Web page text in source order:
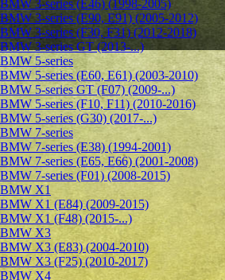
BMW 3-series (E46) (1998-2005)
BMW 3-series (E90, E91) (2005-2012)
BMW 3-series (F30, F31) (2012-2018)
BMW 3-series GT (2013-...)
BMW 5-series
BMW 5-series (E60, E61) (2003-2010)
BMW 5-series GT (F07) (2009-...)
BMW 5-series (F10, F11) (2010-2016)
BMW 5-series (G30) (2017-...)
BMW 7-series
BMW 7-series (E38) (1994-2001)
BMW 7-series (E65, E66) (2001-2008)
BMW 7-series (F01) (2008-2015)
BMW X1
BMW X1 (E84) (2009-2015)
BMW X1 (F48) (2015-...)
BMW X3
BMW X3 (E83) (2004-2010)
BMW X3 (F25) (2010-2017)
BMW X4